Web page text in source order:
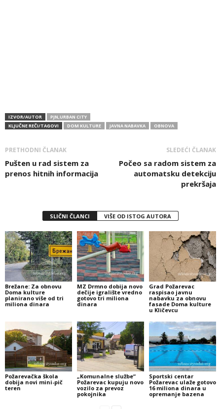
IZVOR/AUTOR
PJN,URBAN CITY
KLJUČNE REČI/TAGOVI
DOM KULTURE JAVNA NABAVKA OBNOVA
PRETHODNI ČLANAK
Pušten u rad sistem za
prenos hitnih informacija
SLEDEĆI ČLANAK
Počeo sa radom sistem za
automatsku detekciju
prekršaja
SLIČNI ČLANCI VIŠE OD ISTOG AUTORA
Brežane: Za obnovu
Doma kulture
planirano više od tri
miliona dinara
MZ Drmno dobija novo
dečije igralište vredno
gotovo tri miliona
dinara
Grad Požarevac
raspisao javnu
nabavku za obnovu
fasade Doma kulture
u Kličevcu
Požarevačka škola
dobija novi mini-pič
teren
„Komunalne službe“
Požarevac kupuju novo
vozilo za prevoz
pokojnika
Sportski centar
Požarevac ulaže gotovo
16 miliona dinara u
opremanje bazena